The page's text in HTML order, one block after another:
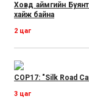
Ховд аймгийн Буянт
хайж байна
2 цаг
COP17: "Silk Road
3 цаг